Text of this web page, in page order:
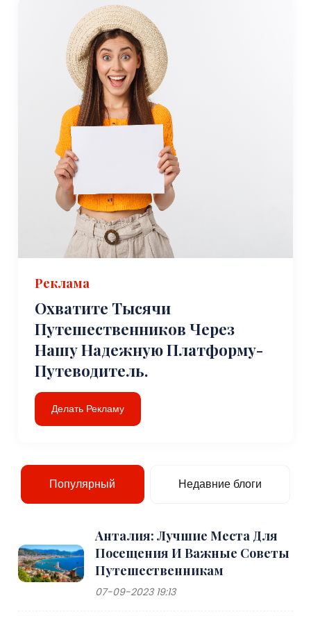
Реклама
Охватите Тысячи
Путешественников Через
Нашу Надежную Платформу-
Путеводитель.
Делать Рекламу
Популярный Недавние блоги
Анталия: Лучшие Места Для
Посещения И Важные Советы
Путешественникам
07-09-2023 19:13